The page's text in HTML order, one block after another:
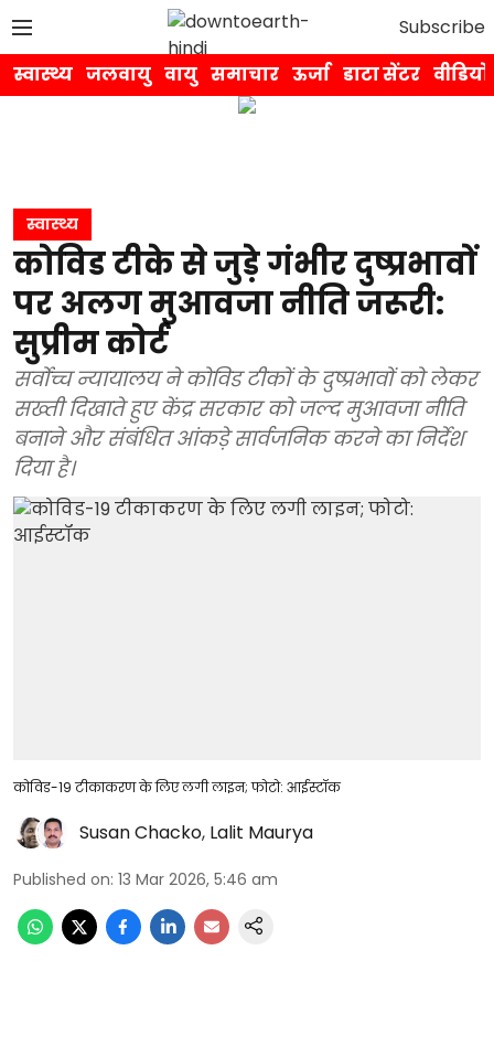
Subscribe
स्वास्थ्य जलवायु वायु समाचार ऊर्जा डाटा सेंटर वीडियो
स्वास्थ्य
कोविड टीके से जुड़े गंभीर दुष्प्रभावों
पर अलग मुआवजा नीति जरूरी:
सुप्रीम कोर्ट
सर्वोच्च न्यायालय ने कोविड टीकों के दुष्प्रभावों को लेकर
सख्ती दिखाते हुए केंद्र सरकार को जल्द मुआवजा नीति
बनाने और संबंधित आंकड़े सार्वजनिक करने का निर्देश
दिया है।
कोविड-19 टीकाकरण के लिए लगी लाइन; फोटो: आईस्टॉक
Susan Chacko, Lalit Maurya
Published on: 13 Mar 2026, 5:46 am